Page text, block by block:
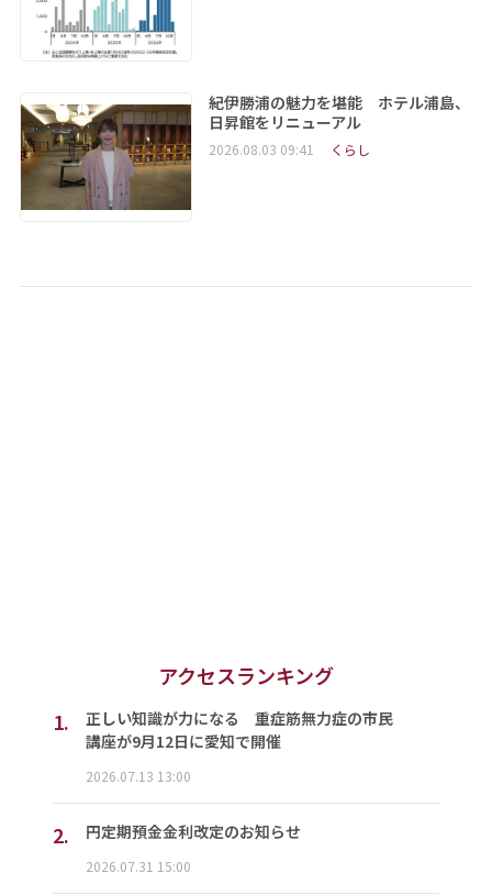
紀伊勝浦の魅力を堪能 ホテル浦島、
日昇館をリニューアル
2026.08.03 09:41 くらし
アクセスランキング
1.
正しい知識が力になる 重症筋無力症の市民
講座が9月12日に愛知で開催
2026.07.13 13:00
2. 円定期預金金利改定のお知らせ
2026.07.31 15:00